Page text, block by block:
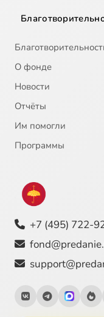
О фонде
Новости
Отчёты
Им помогли
Программы
+7 (495) 722-